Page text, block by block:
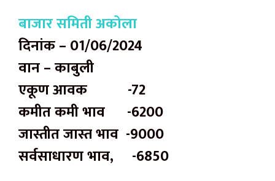
बाजार समिती अकोला
दिनांक – 01/06/2024
वान – काबुली
एकूण आवक -72
कमीत कमी भाव -6200
जास्तीत जास्त भाव -9000
सर्वसाधारण भाव, -6850